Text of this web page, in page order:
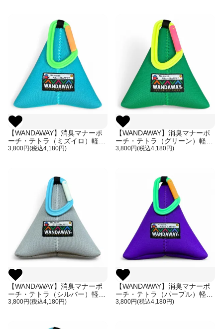
【WANDAWAY】消臭マナーポ
ーチ・テトラ（ミズイロ）軽量
で伸縮性・防水性・耐久性に優
3,800円(税込4,180円)
【WANDAWAY】消臭マナーポ
ーチ・テトラ（グリーン）軽量
で伸縮性・防水性・耐久性に優
3,800円(税込4,180円)
【WANDAWAY】消臭マナーポ
ーチ・テトラ（シルバー）軽量
で伸縮性・防水性・耐久性に優
3,800円(税込4,180円)
【WANDAWAY】消臭マナーポ
ーチ・テトラ（パープル）軽量
で伸縮性・防水性・耐久性に優
3,800円(税込4,180円)